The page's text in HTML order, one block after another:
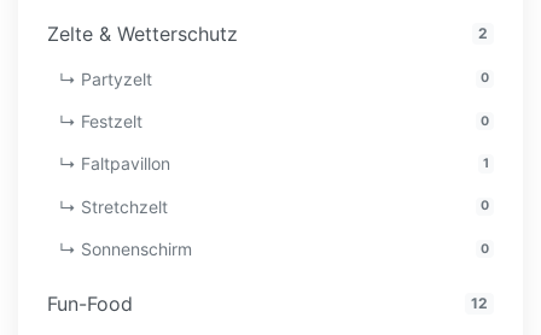
Zelte & Wetterschutz 2
↳ Partyzelt 0
↳ Festzelt 0
↳ Faltpavillon 1
↳ Stretchzelt 0
↳ Sonnenschirm 0
Fun-Food 12